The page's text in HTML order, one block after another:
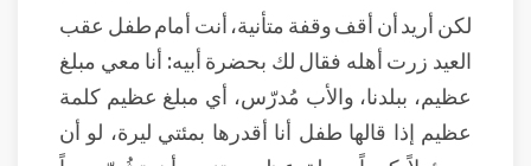
لكن أريد أن أقف وقفة متأنية، أنت أمام طفل عقب
العيد زرت أهله فقال لك بحضرة أبيه: أنا معي مبلغ
عظيم، ببلدنا، والأب مُدرّس، أي مبلغ عظيم كلمة
عظيم إذا قالها طفل أنا أقدرها بمئتي ليرة، لو أن